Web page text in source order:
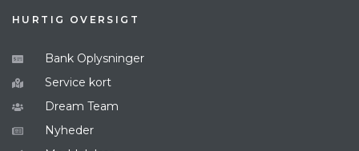
HURTIG OVERSIGT
Bank Oplysninger
Service kort
Dream Team
Nyheder